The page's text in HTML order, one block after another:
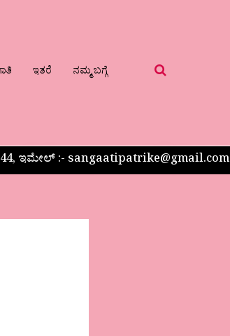
ಇತರೆ ನಮ್ಮ ಬಗ್ಗೆ
ಇಮೇಲ್ :- sangaatipatrike@gmail.com